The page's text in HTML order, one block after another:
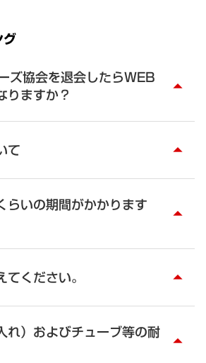
ズ協会を退会したらWEB
りますか？ arrow_drop_up
、通常価格の5,900円／月（税
て arrow_drop_up
払いとなります。毎月ご登録のカ
。クレジットカード決済となり
らいの期間がかかります arrow_drop_up
プンまでどれくらいの時間が必要
ください。 arrow_drop_up
月です。その後は、いつでも解約
するとデータは削除されます。
ませんのでご注意ください。
れ）およびチューブ等の耐 arrow_drop_up